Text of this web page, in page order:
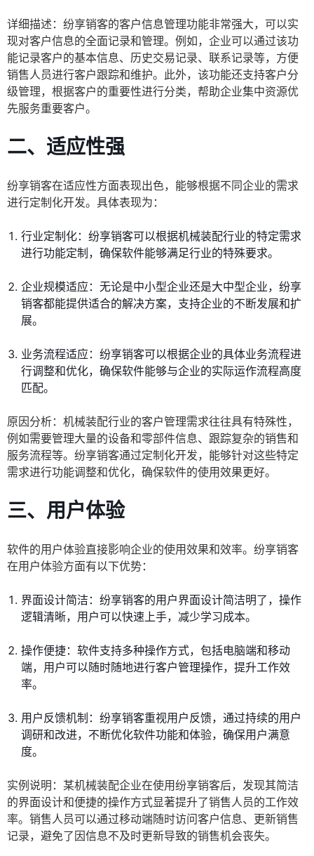
详细描述：纷享销客的客户信息管理功能非常强大，可以实
现对客户信息的全面记录和管理。例如，企业可以通过该功
能记录客户的基本信息、历史交易记录、联系记录等，方便
销售人员进行客户跟踪和维护。此外，该功能还支持客户分
级管理，根据客户的重要性进行分类，帮助企业集中资源优
先服务重要客户。
二、适应性强
纷享销客在适应性方面表现出色，能够根据不同企业的需求
进行定制化开发。具体表现为：
行业定制化：纷享销客可以根据机械装配行业的特定需求
进行功能定制，确保软件能够满足行业的特殊要求。
企业规模适应：无论是中小型企业还是大中型企业，纷享
销客都能提供适合的解决方案，支持企业的不断发展和扩
展。
业务流程适应：纷享销客可以根据企业的具体业务流程进
行调整和优化，确保软件能够与企业的实际运作流程高度
匹配。
原因分析：机械装配行业的客户管理需求往往具有特殊性，
例如需要管理大量的设备和零部件信息、跟踪复杂的销售和
服务流程等。纷享销客通过定制化开发，能够针对这些特定
需求进行功能调整和优化，确保软件的使用效果更好。
三、用户体验
软件的用户体验直接影响企业的使用效果和效率。纷享销客
在用户体验方面有以下优势：
界面设计简洁：纷享销客的用户界面设计简洁明了，操作
逻辑清晰，用户可以快速上手，减少学习成本。
操作便捷：软件支持多种操作方式，包括电脑端和移动
端，用户可以随时随地进行客户管理操作，提升工作效
率。
用户反馈机制：纷享销客重视用户反馈，通过持续的用户
调研和改进，不断优化软件功能和体验，确保用户满意
度。
实例说明：某机械装配企业在使用纷享销客后，发现其简洁
的界面设计和便捷的操作方式显著提升了销售人员的工作效
率。销售人员可以通过移动端随时访问客户信息、更新销售
记录，避免了因信息不及时更新导致的销售机会丧失。